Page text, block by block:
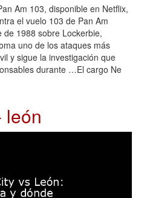
Am 103, disponible en Netflix,
el vuelo 103 de Pan Am
1988 sobre Lockerbie,
uno de los ataques más
y sigue la investigación que
durante …El cargo Ne
león